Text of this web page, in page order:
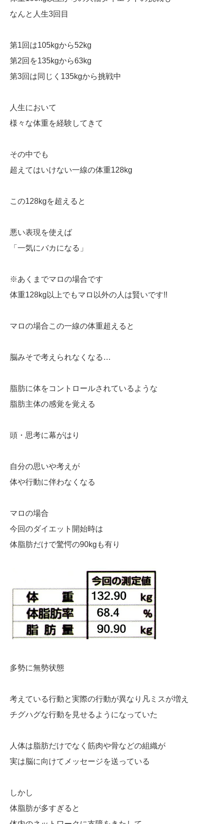
なんと人生3回目
第1回は105kgから52kg
第2回を135kgから63kg
第3回は同じく135kgから挑戦中
人生において
様々な体重を経験してきて
その中でも
超えてはいけない一線の体重128kg
この128kgを超えると
悪い表現を使えば
「一気にバカになる」
※あくまでマロの場合です
体重128kg以上でもマロ以外の人は賢いです!!
マロの場合この一線の体重超えると
脳みそで考えられなくなる…
脂肪に体をコントロールされているような
脂肪主体の感覚を覚える
頭・思考に幕がはり
自分の思いや考えが
体や行動に伴わなくなる
マロの場合
今回のダイエット開始時は
体脂肪だけで驚愕の90kgも有り
多勢に無勢状態
考えている行動と実際の行動が異なり凡ミスが増え
チグハグな行動を見せるようになっていた
人体は脂肪だけでなく筋肉や骨などの組織が
実は脳に向けてメッセージを送っている
しかし
体脂肪が多すぎると